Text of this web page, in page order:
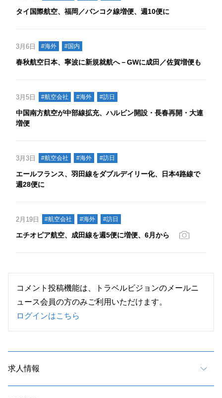
タイ国際航空、福岡／バンコク線増便、週10便に
3月6日 #海外 #国内
春秋航空日本、寧波に新規就航へ－GWに成田／佐賀増便も
3月5日 #航空会社 #海外 #訪日
中国南方航空が中部線拡充、ハルビン開設・長春再開・大連
増便
3月3日 #航空会社 #海外 #訪日
エールフランス、羽田線をダブルデイリー化、日本4路線で
週28便に
2月19日 #航空会社 #海外 #訪日
エチオピア航空、成田線を週5便に増便、6月から
コメント投稿機能は、トラベルビジョンのメールニ
ュース会員の方のみご利用いただけます。
ログインはこちら
求人情報